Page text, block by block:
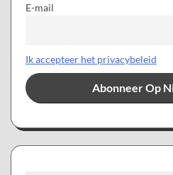
E-mail
Ik accepteer het privacybeleid